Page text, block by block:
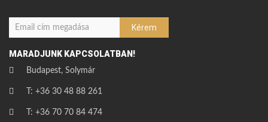
MARADJUNK KAPCSOLATBAN!
Budapest, Solymár
T: +36 30 48 88 261
T: +36 70 70 84 474